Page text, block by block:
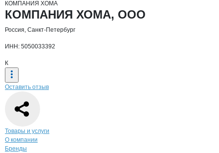
КОМПАНИЯ ХОМА
Основная информация о компании
КОМПАНИЯ ХОМА, ООО
Россия, Санкт-Петербург
ИНН: 5050033392
К
Оставить отзыв
Навигация по странице
Товары и услуги
О компании
Бренды